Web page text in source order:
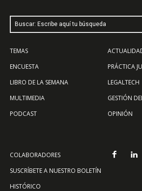
Buscar: Escribe aquí tu búsqueda
TEMAS
ENCUESTA
LIBRO DE LA SEMANA
MULTIMEDIA
PODCAST
PRÁCTICA
LEGALTECH
GESTIÓN
OPINIÓN
COLABORADORES
SUSCRÍBETE A NUESTRO BOLETÍN
HISTÓRICO